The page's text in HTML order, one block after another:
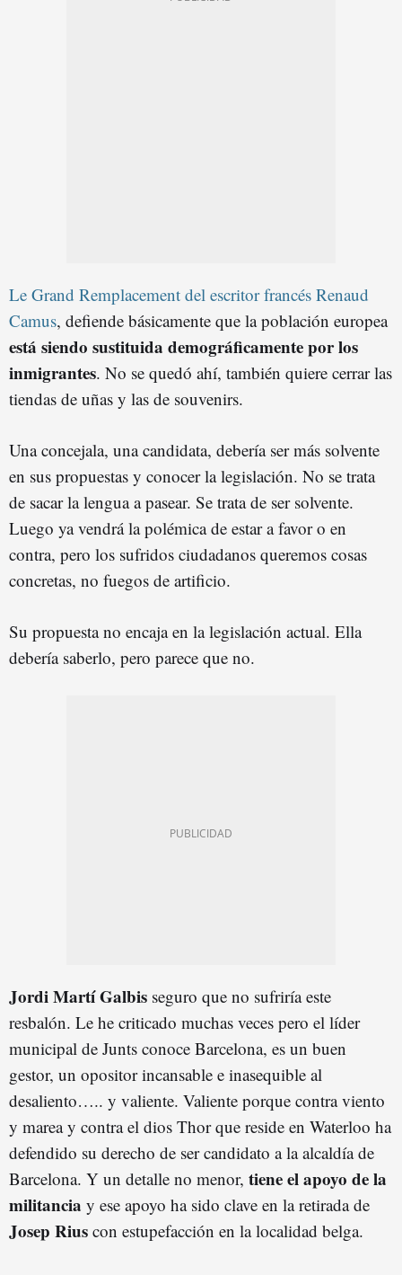
Le Grand Remplacement del escritor francés Renaud
Camus, defiende básicamente que la población europea
está siendo sustituida demográficamente por los
inmigrantes. No se quedó ahí, también quiere cerrar las
tiendas de uñas y las de souvenirs.
Una concejala, una candidata, debería ser más solvente
en sus propuestas y conocer la legislación. No se trata
de sacar la lengua a pasear. Se trata de ser solvente.
Luego ya vendrá la polémica de estar a favor o en
contra, pero los sufridos ciudadanos queremos cosas
concretas, no fuegos de artificio.
Su propuesta no encaja en la legislación actual. Ella
debería saberlo, pero parece que no.
Jordi Martí Galbis seguro que no sufriría este
resbalón. Le he criticado muchas veces pero el líder
municipal de Junts conoce Barcelona, es un buen
gestor, un opositor incansable e inasequible al
desaliento….. y valiente. Valiente porque contra viento
y marea y contra el dios Thor que reside en Waterloo ha
defendido su derecho de ser candidato a la alcaldía de
Barcelona. Y un detalle no menor, tiene el apoyo de la
militancia y ese apoyo ha sido clave en la retirada de
Josep Rius con estupefacción en la localidad belga.